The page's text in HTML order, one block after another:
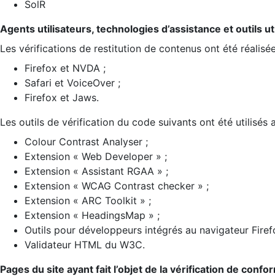
SolR
Agents utilisateurs, technologies d’assistance et outils
Les vérifications de restitution de contenus ont été
Firefox et NVDA ;
Safari et VoiceOver ;
Firefox et Jaws.
Les outils de vérification du code suivants ont été utilisés
Colour Contrast Analyser ;
Extension « Web Developer » ;
Extension « Assistant RGAA » ;
Extension « WCAG Contrast checker » ;
Extension « ARC Toolkit » ;
Extension « HeadingsMap » ;
Outils pour développeurs intégrés au navigateur
Validateur HTML du W3C.
Pages du site ayant fait l’objet de la vérification de